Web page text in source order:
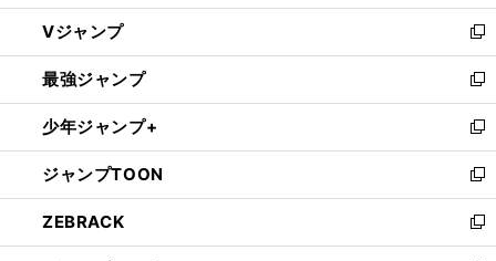
ウ
ィ
ン
ド
ウ
で
開
く
し
い
ウ
ィ
ン
ド
ウ
で
開
く
Vジャンプ
新
し
い
ウ
ィ
ン
ド
ウ
で
開
最強ジャンプ
新
し
い
ウ
ィ
ン
ド
ウ
少年ジャンプ+
新
し
い
ウ
ィ
ン
ジャンプTOON
新
し
い
ウ
ZEBRACK
新
し